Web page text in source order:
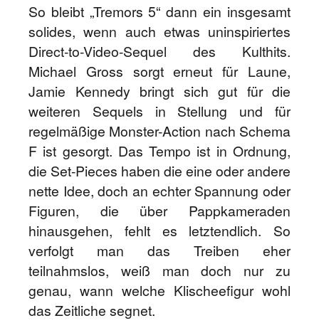
So bleibt „Tremors 5“ dann ein insgesamt
solides, wenn auch etwas uninspiriertes
Direct-to-Video-Sequel des Kulthits.
Michael Gross sorgt erneut für Laune,
Jamie Kennedy bringt sich gut für die
weiteren Sequels in Stellung und für
regelmäßige Monster-Action nach Schema
F ist gesorgt. Das Tempo ist in Ordnung,
die Set-Pieces haben die eine oder andere
nette Idee, doch an echter Spannung oder
Figuren, die über Pappkameraden
hinausgehen, fehlt es letztendlich. So
verfolgt man das Treiben eher
teilnahmslos, weiß man doch nur zu
genau, wann welche Klischeefigur wohl
das Zeitliche segnet.